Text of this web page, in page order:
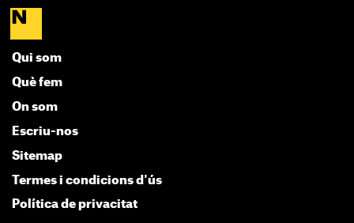
Qui som
Què fem
On som
Escriu-nos
Sitemap
Termes i condicions d'ús
Política de privacitat